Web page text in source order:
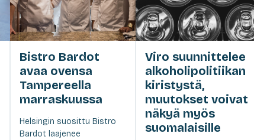
Bistro Bardot
avaa ovensa
Tampereella
marraskuussa
Helsingin suosittu Bistro
Bardot laajenee
Viro suunnittelee
alkoholipolitiikan
kiristystä,
muutokset voivat
näkyä myös
suomalaisille